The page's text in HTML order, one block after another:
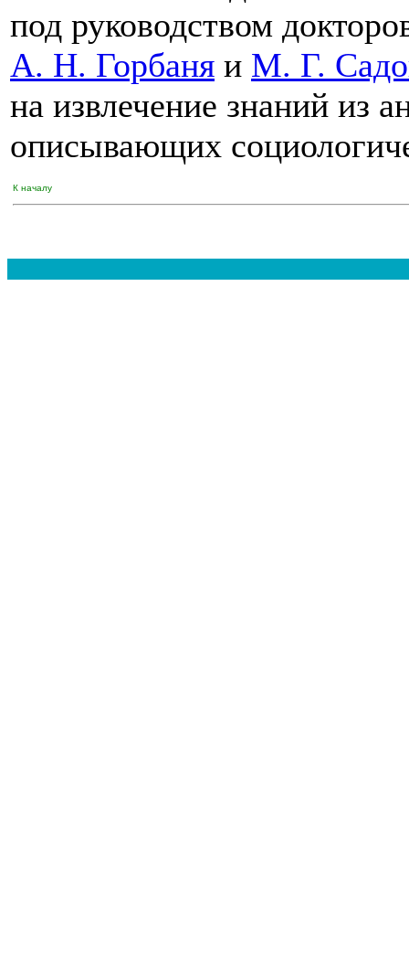
под руководством
А. Н. Горбаня и М. Г.
на извлечение знаний из
описывающих
К началу